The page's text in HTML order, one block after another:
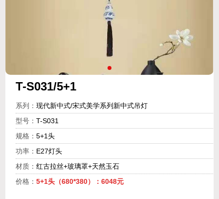
T-S031/5+1
系列： 现代新中式/宋式美学系列新中式吊灯
型号： T-S031
规格： 5+1头
功率： E27灯头
材质： 红古拉丝+玻璃罩+天然玉石
价格： 5+1头（680*380）：6048元